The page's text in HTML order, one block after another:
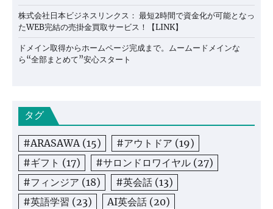
株式会社日本ビジネスリンクス： 最短2時間で資金化が可能となっ
たWEB完結の売掛金買取サービス！【LINK】
ドメイン取得からホームページ完成まで。ムームードメインな
ら“全部まとめて”安心スタート
タグ
#ARASAWA(15) #アウトドア (19)
#ギフト (17) #サロンドロワイヤル (27)
#フィンジア (18) #英会話 (13)
#英語学習 (23) AI英会話 (20)